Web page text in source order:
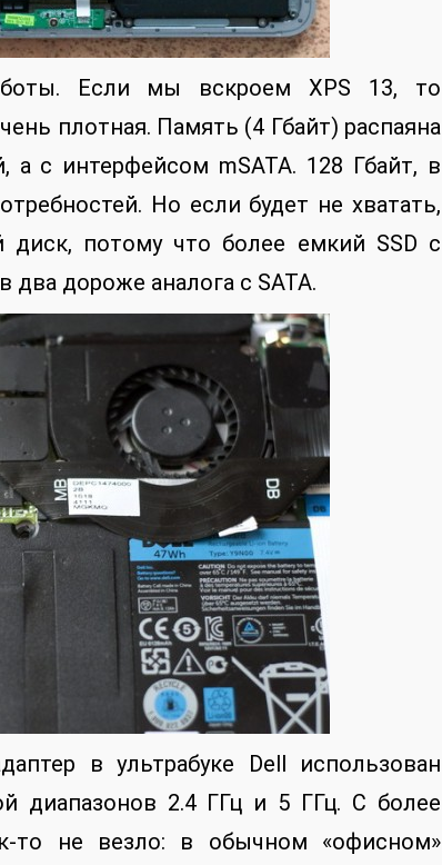
Если мы вскроем XPS 13, то
плотная. Память (4 Гбайт) распаяна
а с интерфейсом mSATA. 128 Гбайт, в
Но если будет не хватать,
потому что более емкий SSD с
два дороже аналога с SATA.
в ультрабуке Dell использован
диапазонов 2.4 ГГц и 5 ГГц. С более
то не везло: в обычном «офисном»